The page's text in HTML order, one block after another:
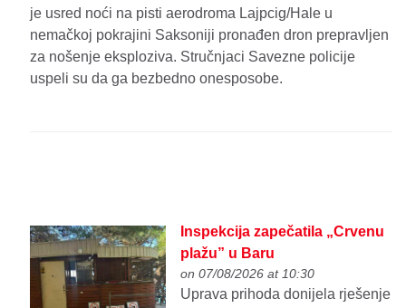
je usred noći na pisti aerodroma Lajpcig/Hale u
nemačkoj pokrajini Saksoniji pronađen dron prepravljen
za nošenje eksploziva. Stručnjaci Savezne policije
uspeli su da ga bezbedno onesposobe.
Inspekcija zapečatila „Crvenu
plažu” u Baru
on 07/08/2026 at 10:30
Uprava prihoda donijela rješenje